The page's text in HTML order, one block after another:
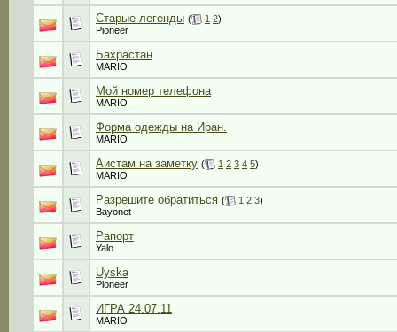
Старые легенды ( 1 2)
Pioneer
Бахрастан
MARIO
Мой номер телефона
MARIO
Форма одежды на Иран.
MARIO
Аистам на заметку ( 1 2 3 4 5)
MARIO
Разрешите обратиться ( 1 2 3)
Bayonet
Рапорт
Yalo
Uyska
Pioneer
ИГРА 24.07.11
MARIO